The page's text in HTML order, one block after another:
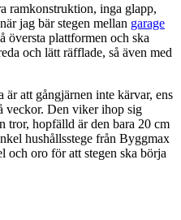
ramkonstruktion, inga glapp,
jag bär stegen mellan garage
översta plattformen och ska
och lätt räfflade, så även med
att gångjärnen inte kärvar, ens
veckor. Den viker ihop sig
tror, hopfälld är den bara 20 cm
hushållsstege från Byggmax
och oro för att stegen ska börja